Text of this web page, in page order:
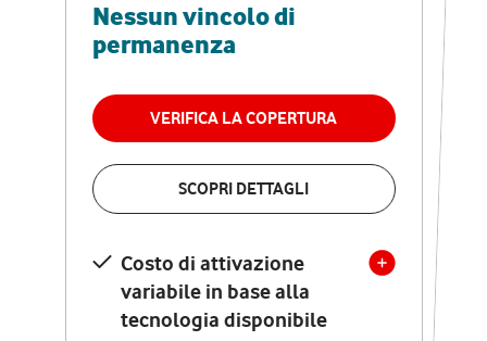
Nessun vincolo di
permanenza
VERIFICA LA COPERTURA
SCOPRI DETTAGLI
Costo di attivazione
variabile in base alla
tecnologia disponibile
RETE FISSA + VODAFONE CLUB
29,95€
permanenza
VERIFICA LA COPERTURA
Costo di attivazione
variabile in base alla
tecnologia disponibile